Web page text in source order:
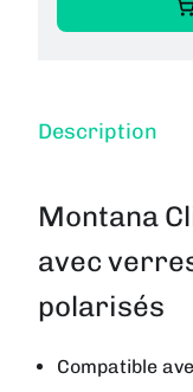
Description
Montana
avec
polarisés
Compatible